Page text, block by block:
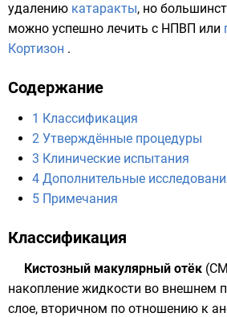
удалению катаракты, но
можно успешно лечить с НПВП или
Кортизон .
Содержание
1 Классификация
2 Утверждённые процедуры
3 Клинические испытания
4 Дополнительные
5 Примечания
Классификация
Кистозный макулярный отёк
накопление жидкости во внешнем
слое, вторичном по отношению к